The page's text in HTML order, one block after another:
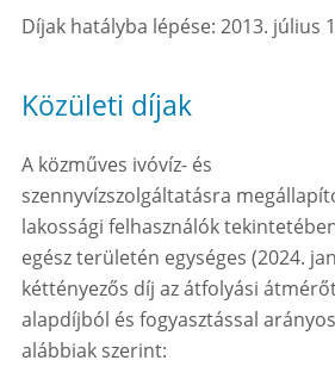
Díjak hatályba lépése: 2013. július
Közületi díjak
A közműves ivóvíz- és
szennyvízszolgáltatásra
lakossági felhasználók
egész területén egységes (2024.
kéttényezős díj az átfolyási
alapdíjból és fogyasztással
alábbiak szerint: